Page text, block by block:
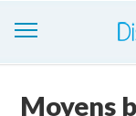
Moyens